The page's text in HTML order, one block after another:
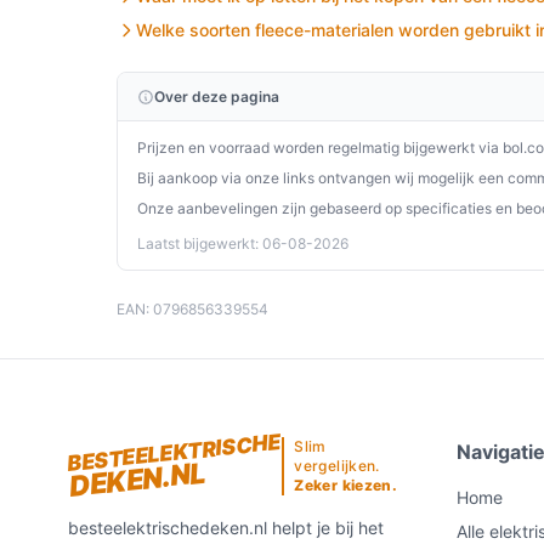
Controleer voor gebruik of de kabelzijde
en schakel het handmatig uit wanneer niet
Berg het deken droog en opgerold op,
Plaatsing en checks in het kort: leg het
instellingen (bron noemt 40 °C).
Controleer in de specificaties of
staat 'Nee').
Welke soorten fleece-materialen worden gebruikt
Over deze pagina
Prijzen en voorraad worden regelmatig bijgewerkt via
Bij aankoop via onze links ontvangen wij mogelijk een
Onze aanbevelingen zijn gebaseerd op specificaties en
Laatst bijgewerkt: 06-08-2026
EAN: 0796856339554
BESTEELEKTRISCHE
DEKEN.NL
Slim
vergelijken.
Zeker kiezen.
besteelektrischedeken.nl helpt je bij het
Navigatie
Home
Alle